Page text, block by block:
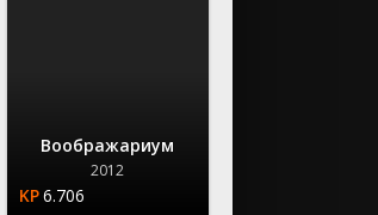
Воображариум
2012
6.706